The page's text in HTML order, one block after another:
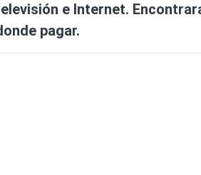
e Internet.
pagar.